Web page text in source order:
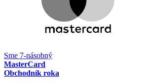
Sme 7-násobný
MasterCard
Obchodník roka